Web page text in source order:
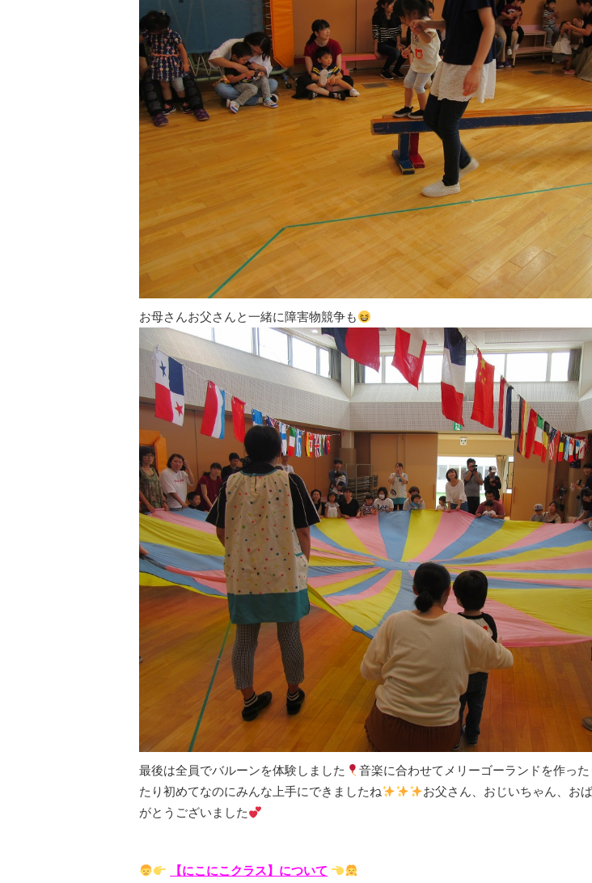
お母さんお父さんと一緒に障害物競争も
最後は全員でバルーンを体験しました
音楽に合わせてメリーゴーランドを作っ
たり初めてなのにみんな上手にできましたね
お父さん、おじいちゃん、お
がとうございました
【にこにこクラス】について